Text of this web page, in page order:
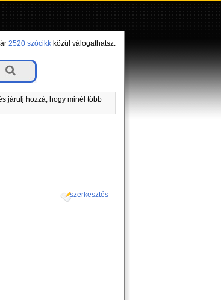
2520 szócikkközül válogathatsz.
járulj hozzá, hogy minél több
szerkesztés